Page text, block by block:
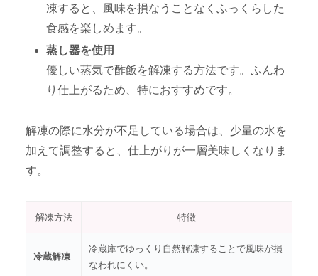
凍すると、風味を損なうことなくふっくらした
食感を楽しめます。
蒸し器を使用
優しい蒸気で酢飯を解凍する方法です。ふんわ
り仕上がるため、特におすすめです。
解凍の際に水分が不足している場合は、少量の水を
加えて調整すると、仕上がりが一層美味しくなりま
す。
解凍方法 特徴
冷蔵解凍
冷蔵庫でゆっくり自然解凍することで風味が損
なわれにくい。